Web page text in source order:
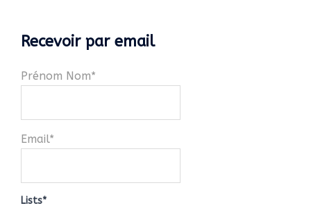
Recevoir par email
Prénom Nom*
Email*
Lists*